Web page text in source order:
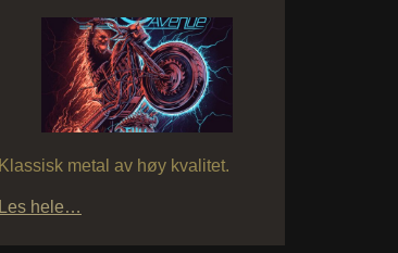
Klassisk metal av høy kvalitet.
Les hele…